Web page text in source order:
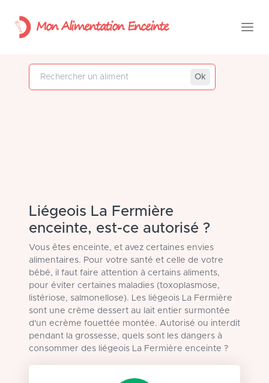
Mon Alimentation Enceinte
Rechercher un aliment
Ok
Liégeois La Fermière
enceinte, est-ce autorisé ?
Vous êtes enceinte, et avez certaines envies
alimentaires. Pour votre santé et celle de votre
bébé, il faut faire attention à certains aliments,
pour éviter certaines maladies (toxoplasmose,
listériose, salmonellose). Les liégeois La Fermière
sont une crème dessert au lait entier surmontée
d'un ecrème fouettée montée. Autorisé ou interdit
pendant la grossesse, quels sont les dangers à
consommer des liégeois La Fermière enceinte ?